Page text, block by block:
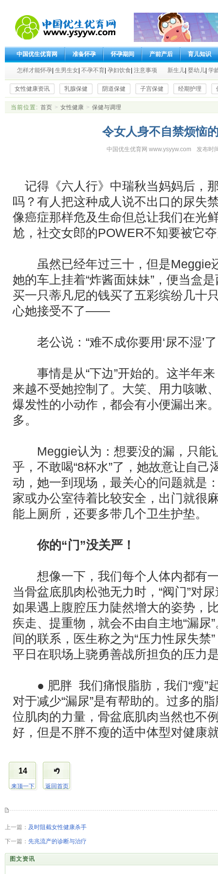
中国优生优育网 准备怀孕 怀孕期间 产前产后 育儿知识
怎样才能怀孕 生男生女 不孕不育 孕妇饮食 注意事项 新生儿 婴幼儿 学
女性健康资讯 乳腺保健 阴道保健 子宫保健 经期护理
当前位置: 首页 > 女性健康 > 保健与调理
令女人身不自禁烦恼
中国优生优育网 www.ysyyw.com 发布时
记得《六人行》中瑞秋当妈妈后，
吗？有人把这种成人说不出口的尿失
像癌症那样危及生命但总让我们在光
尬，社交女郎的POWER不知要被它
虽然已经年过三十，但是Meggie
她的车上挂着“炸酱面妹妹”，便当盒
买一只蒂凡尼的钱买了五彩缤纷几十
心她接受不了——
老公说：“难不成你要用‘尿不湿’了
事情是从“下边”开始的。这半年来
来越不受她控制了。大笑、用力咳
爆发性的小动作，都会有小便漏出来
多。
Meggie认为：想要没的漏，只能
乎，不敢喝“8杯水”了，她故意让自己
动，她一到现场，最关心的问题就是
家或办公室待着比较安全，出门就很
能上厕所，还要多带几个卫生护垫。
你的“门”没关严！
想像一下，我们每个人体内都有一
当骨盆底肌肉松弛无力时，“阀门”对
如果遇上腹腔压力陡然增大的姿势，
疾走、提重物，就会不由自主地“漏尿
间的联系，医生称之为“压力性尿失禁
平日在职场上骁勇善战所担负的压力
● 肥胖 我们痛恨脂肪，我们“瘦”
对于减少“漏尿”是有帮助的。过多的
位肌肉的力量，骨盆底肌肉当然也不
好，但是不胖不瘦的适中体型对健康
14
来顶一下 返回首页
上一篇： 及时阻截女性健康杀手
下一篇： 先兆流产的诊断与治疗
图文资讯